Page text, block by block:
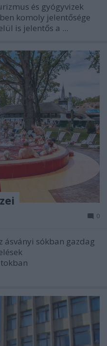
és gyógyvizek
komoly jelentősége
is jelentős a ...
0
ásványi sókban gazdag